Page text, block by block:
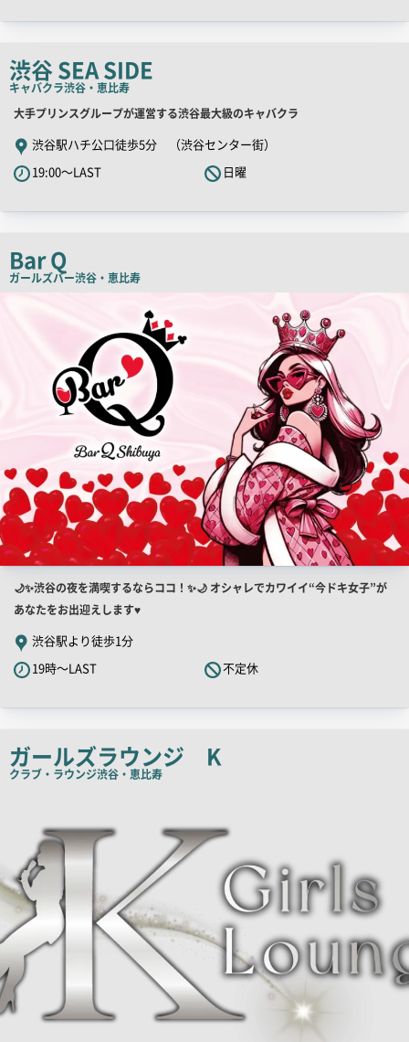
ッ
コ
ピ
ー
渋谷 SEA SIDE
キャバクラ渋谷・恵比寿
店
舗
PR
キ
コ
ピ
大手プリンスグループが運営する渋谷最大級のキャバクラ
渋谷駅ハチ公口徒歩5分 （渋谷センター街）
19:00～LAST
日曜
Bar Q
ガールズバー渋谷・恵比寿
検
店
舗
PR
キ
ャ
ピ
ー
🌙✨渋谷の夜を満喫するならココ！✨🌙 オシャレでカワイイ“今ドキ女子”が
あなたをお出迎えします♥
渋谷駅より徒歩1分
19時～LAST
不定休
ガールズラウンジ K
クラブ・ラウンジ渋谷・恵比寿